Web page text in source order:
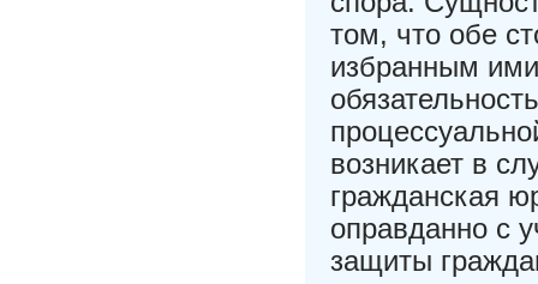
том, что обе
избранным
возникает в
гражданская
оправданно с
защиты